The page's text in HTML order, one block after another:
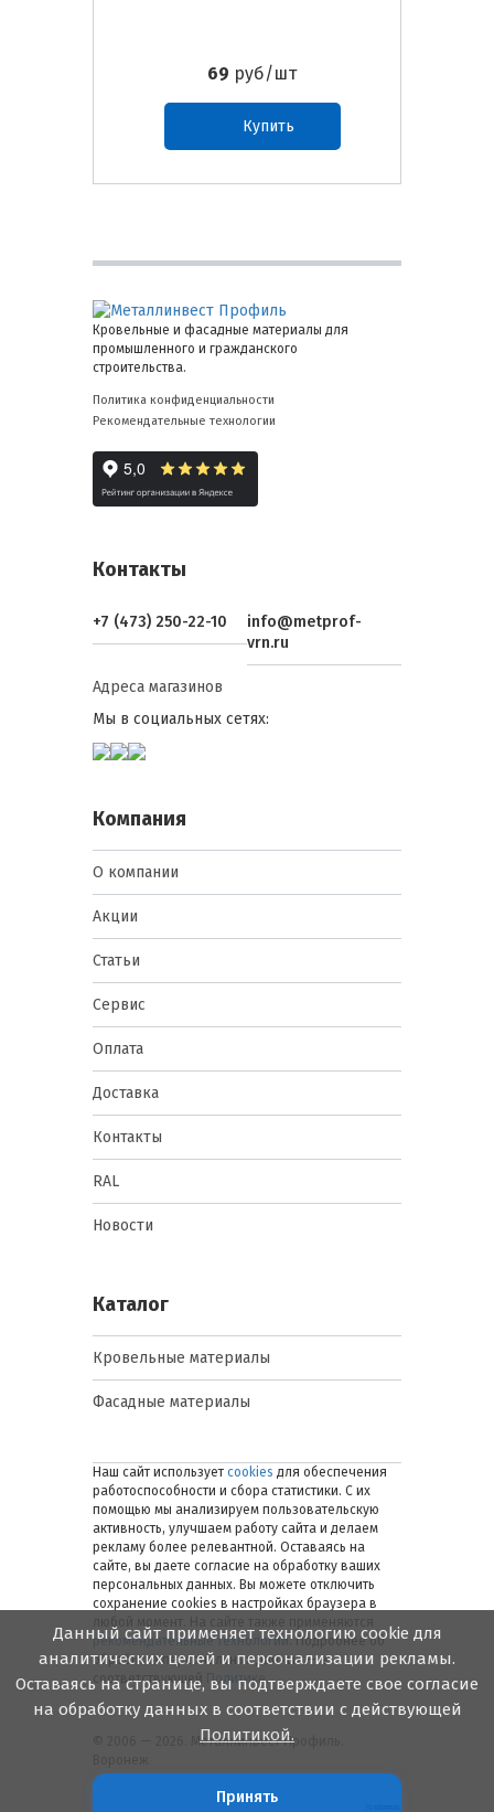
69 руб/шт
Купить
Кровельные и фасадные материалы для
промышленного и гражданского
строительства.
Политика конфиденциальности
Рекомендательные технологии
Контакты
+7 (473) 250-22-10
info@metprof-
vrn.ru
Адреса магазинов
Мы в социальных сетях:
Компания
О компании
Акции
Статьи
Сервис
Оплата
Доставка
Контакты
RAL
Новости
Каталог
Кровельные материалы
Фасадные материалы
Наш сайт использует cookies для обеспечения
работоспособности и сбора статистики. С их
помощью мы анализируем пользовательскую
активность, улучшаем работу сайта и делаем
рекламу более релевантной. Оставаясь на
сайте, вы даете согласие на обработку ваших
персональных данных. Вы можете отключить
сохранение cookies в настройках браузера в
рекомендательные технологии. Подробнее об
обработке персональных данных — в
соответствующей
Политике.
© 2006 — 2026. Металлинвест Профиль.
Данный сайт применяет технологию cookie для
аналитических целей и персонализации рекламы.
Оставаясь на странице, вы подтверждаете свое согласие
на обработку данных в соответствии с действующей
Политикой.
Принять